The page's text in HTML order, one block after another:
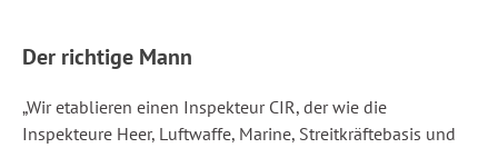
Der richtige Mann
„Wir etablieren einen Inspekteur CIR, der wie die
Inspekteure Heer, Luftwaffe, Marine, Streitkräftebasis und